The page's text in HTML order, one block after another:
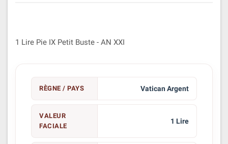
1 Lire Pie IX Petit Buste - AN XXI
RÈGNE / PAYS Vatican Argent
VALEUR
FACIALE
1 Lire